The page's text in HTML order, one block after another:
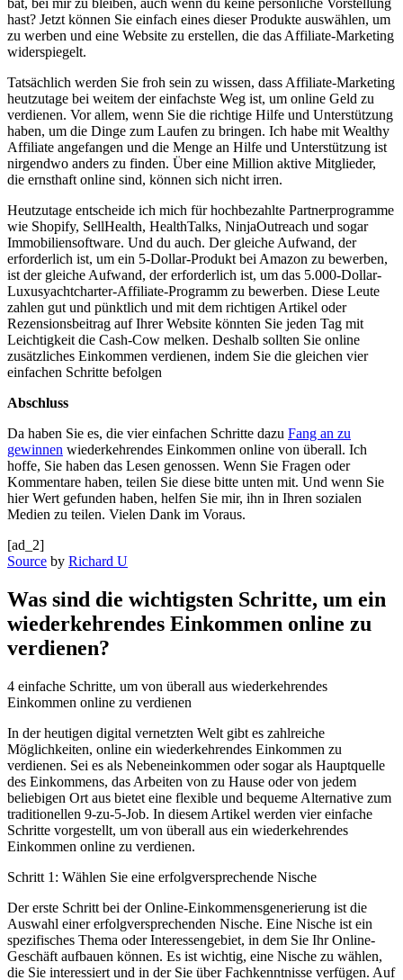
bat, bei mir zu bleiben, auch wenn du keine persönliche Vorstellung
hast? Jetzt können Sie einfach eines dieser Produkte auswählen, um
zu werben und eine Website zu erstellen, die das Affiliate-Marketing
widerspiegelt.
Tatsächlich werden Sie froh sein zu wissen, dass Affiliate-Marketing
heutzutage bei weitem der einfachste Weg ist, um online Geld zu
verdienen. Vor allem, wenn Sie die richtige Hilfe und Unterstützung
haben, um die Dinge zum Laufen zu bringen. Ich habe mit Wealthy
Affiliate angefangen und die Menge an Hilfe und Unterstützung ist
nirgendwo anders zu finden. Über eine Million aktive Mitglieder,
die ernsthaft online sind, können sich nicht irren.
Heutzutage entscheide ich mich für hochbezahlte Partnerprogramme
wie Shopify, SellHealth, HealthTalks, NinjaOutreach und sogar
Immobiliensoftware. Und du auch. Der gleiche Aufwand, der
erforderlich ist, um ein 5-Dollar-Produkt bei Amazon zu bewerben,
ist der gleiche Aufwand, der erforderlich ist, um das 5.000-Dollar-
Luxusyachtcharter-Affiliate-Programm zu bewerben. Diese Leute
zahlen gut und pünktlich und mit dem richtigen Artikel oder
Rezensionsbeitrag auf Ihrer Website könnten Sie jeden Tag mit
Leichtigkeit die Cash-Cow melken. Deshalb sollten Sie online
zusätzliches Einkommen verdienen, indem Sie die gleichen vier
einfachen Schritte befolgen
Abschluss
Da haben Sie es, die vier einfachen Schritte dazu Fang an zu
gewinnen wiederkehrendes Einkommen online von überall. Ich
hoffe, Sie haben das Lesen genossen. Wenn Sie Fragen oder
Kommentare haben, teilen Sie diese bitte unten mit. Und wenn Sie
hier Wert gefunden haben, helfen Sie mir, ihn in Ihren sozialen
Medien zu teilen. Vielen Dank im Voraus.
[ad_2]
Source by Richard U
Was sind die wichtigsten ⁤Schritte, um ⁢ein
wiederkehrendes Einkommen online zu
verdienen?
‌4 einfache Schritte, um von überall aus ⁢wiederkehrendes
Einkommen online zu verdienen
In der heutigen digital vernetzten Welt gibt es​ zahlreiche
Möglichkeiten, ‍online ein wiederkehrendes Einkommen zu
verdienen. Sei es als ‌Nebeneinkommen oder sogar als Hauptquelle
des Einkommens, das Arbeiten von zu Hause oder von⁣ jedem
beliebigen⁣ Ort‍ aus bietet eine flexible und bequeme Alternative zum
traditionellen 9-zu-5-Job. In diesem Artikel werden vier einfache
Schritte vorgestellt, ⁣um von⁤ überall aus⁤ ein wiederkehrendes
Einkommen online zu verdienen.
Schritt⁤ 1: Wählen Sie‌ eine erfolgversprechende Nische
Der erste Schritt bei der Online-Einkommensgenerierung ist die
Auswahl einer erfolgversprechenden Nische. Eine ​Nische ist ein
‍spezifisches Thema ‍oder Interessengebiet, in dem Sie Ihr Online-
Geschäft aufbauen können. Es ist wichtig, eine ‌Nische zu wählen,
die Sie interessiert und in der Sie über Fachkenntnisse verfügen. Auf